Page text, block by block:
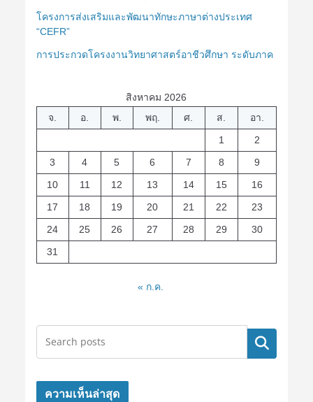
โครงการส่งเสริมและพัฒนาทักษะภาษาต่างประเทศ
“CEFR”
การประกวดโครงงานวิทยาศาสตร์อาชีวศึกษา ระดับภาค
สิงหาคม 2026
จ.
อ. พ. พฤ. ศ. ส.
อา.
1
2
3
4 5 6 7 8
9
10
11 12 13 14 15
16
17
18 19 20 21 22
23
24
25 26 27 28 29
30
31
« ก.ค.
ค้นหา
ความเห็นล่าสุด